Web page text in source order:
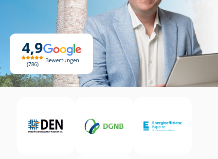
4,9
786
Bewertungen